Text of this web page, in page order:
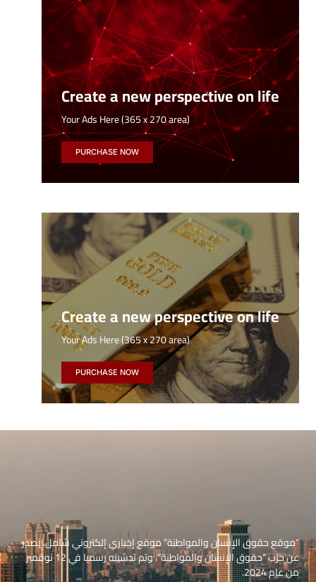
Create a new perspective on life
Your Ads Here (365 x 270 area)
PURCHASE NOW
Create a new perspective on life
Your Ads Here (365 x 270 area)
PURCHASE NOW
“موقع حقوق الإنسان والمواطنة” موقع إخباري إلكتروني شامل، يصدر
عن حزب “حقوق الإنسان والمواطنة”، وتم تدشينه رسميا في 12 نوفمبر
من عام 2024.